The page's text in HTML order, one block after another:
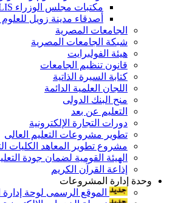
مكتبات مجلس الوزراء ELIS
أصدقاء مدينة زويل للعلوم
الجامعات المصرية
شبكة الجامعات المصرية
هيئة الفولبرايت
قانون تنظيم الجامعات
كتابة السيرة الذاتية
اللجان العلمية الدائمة
منح البنك الدولى
التعليم عن بعد
دورات التجارة الإلكترونية
تطوير مشروعات التعليم العالى
مشروع تطوير المعاهد الكليات
الهيئة القومية لضمان جودة
إذاعة القرآن الكريم
وحدة إدارة المشروعات
الموقع الرسمى لوحة